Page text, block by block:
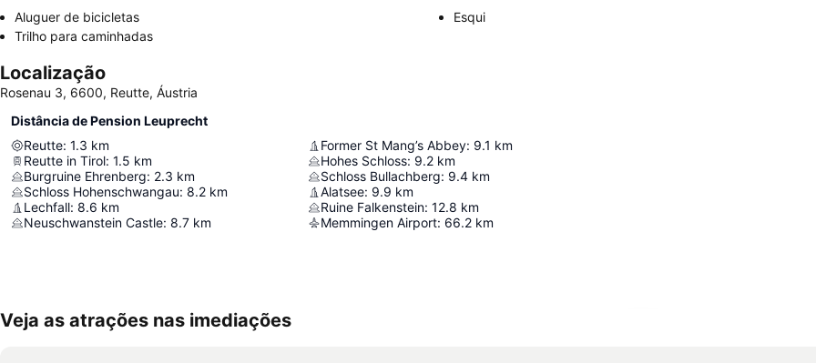
Aluguer de bicicletas
Esqui
Trilho para caminhadas
Localização
Rosenau 3, 6600, Reutte, Áustria
Distância de Pension Leuprecht
Reutte: 1.3 km
Reutte in Tirol: 1.5 km
Burgruine Ehrenberg: 2.3 km
Schloss Hohenschwangau: 8.2 km
Lechfall: 8.6 km
Neuschwanstein Castle: 8.7 km
Former St Mang’s Abbey: 9.1 km
Hohes Schloss: 9.2 km
Schloss Bullachberg: 9.4 km
Alatsee: 9.9 km
Ruine Falkenstein: 12.8 km
Memmingen Airport: 66.2 km
Veja as atrações nas imediações